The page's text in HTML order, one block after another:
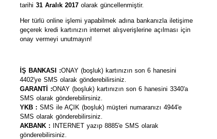
tarihi31 Aralık 2017 olarak güncellenmiştir.
Her türlü online işlemi yapabilmek adına bankanızla iletişime
geçerek kredi kartınızın internet alışverişlerine açılması için
onay vermeyi unutmayın!
İŞ BANKASI :ONAY (boşluk) kartınızın son 6 hanesini
4402'ye SMS olarak gönderebilirsiniz.
GARANTİ :ONAY (boşluk) kartınızın son 6 hanesini 3340'a
SMS olarak gönderebilirsiniz.
YKB : SMS ile AÇIK (boşluk) müşteri numaranızı 4944'e
SMS olarak gönderebilirsiniz.
AKBANK : INTERNET yazıp 8885'e SMS olarak
gönderebilirsiniz.